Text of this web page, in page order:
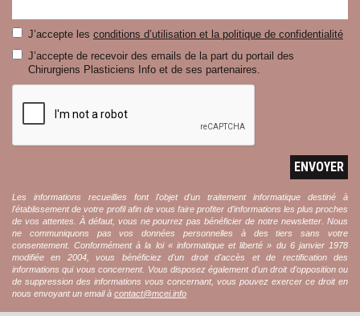
J’accepte les conditions d’utilisation et la politique de confidentialité
J’accepte de recevoir des emails de la part du portail des
Chirurgiens Plasticiens Info et de ses partenaires.
ENVOYER
Les informations recueillies font l'objet d'un traitement informatique destiné à
l'établissement de votre profil afin de vous faire profiter d’informations les plus proches
de vos attentes. À défaut, vous ne pourrez pas bénéficier de notre newsletter. Nous
ne communiquons pas vos données personnelles à des tiers sans votre
consentement. Conformément à la loi « informatique et liberté » du 6 janvier 1978
modifiée en 2004, vous bénéficiez d'un droit d'accès et de rectification des
informations qui vous concernent. Vous disposez également d'un droit d'opposition ou
de suppression des informations vous concernant, vous pouvez exercer ce droit en
nous envoyant un email à contact@mcei.info